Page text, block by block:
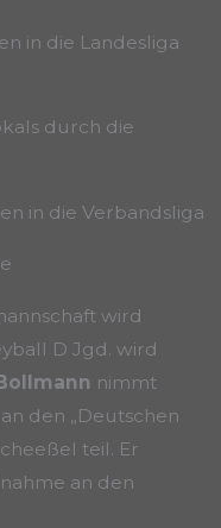
in die Landesliga
durch die
in die Verbandsliga
wird
D Jgd. wird
nimmt
den „Deutschen
teil. Er
an den